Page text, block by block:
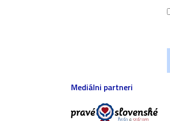
Mediálni partneri